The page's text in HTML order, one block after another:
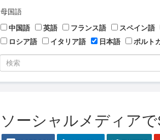
母国語
中国語
英語 フランス語 スペイン語
ロシア語
イタリア語 日本語 ポルト
ソーシャルメディア